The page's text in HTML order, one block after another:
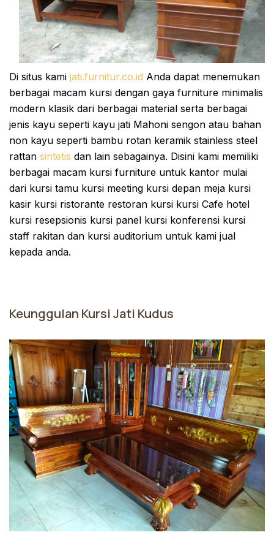
Di situs kami jati.furnitur.co.id Anda dapat menemukan
berbagai macam kursi dengan gaya furniture minimalis
modern klasik dari berbagai material serta berbagai
jenis kayu seperti kayu jati Mahoni sengon atau bahan
non kayu seperti bambu rotan keramik stainless steel
rattan sintetis dan lain sebagainya. Disini kami memiliki
berbagai macam kursi furniture untuk kantor mulai
dari kursi tamu kursi meeting kursi depan meja kursi
kasir kursi ristorante restoran kursi kursi Cafe hotel
kursi resepsionis kursi panel kursi konferensi kursi
staff rakitan dan kursi auditorium untuk kami jual
kepada anda.
Keunggulan Kursi Jati Kudus